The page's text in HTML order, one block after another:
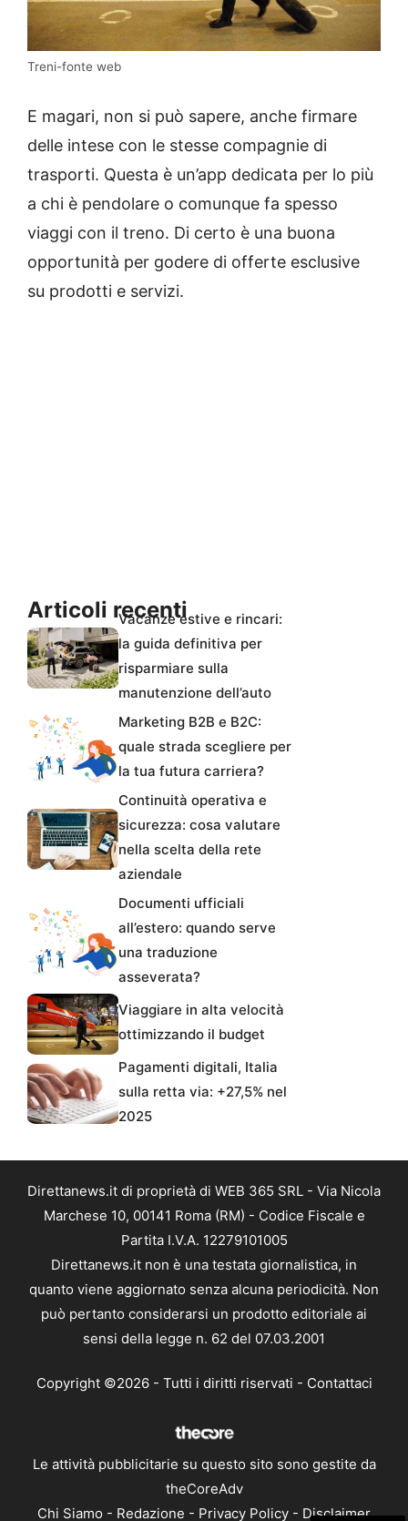
Treni-fonte web
E magari, non si può sapere, anche firmare
delle intese con le stesse compagnie di
trasporti. Questa è un’app dedicata per lo più
a chi è pendolare o comunque fa spesso
viaggi con il treno. Di certo è una buona
opportunità per godere di offerte esclusive
su prodotti e servizi.
Articoli recentiVacanze estive e rincari:
la guida definitiva per
risparmiare sulla
manutenzione dell’auto
Marketing B2B e B2C:
quale strada scegliere per
la tua futura carriera?
Continuità operativa e
sicurezza: cosa valutare
nella scelta della rete
aziendale
Documenti ufficiali
all’estero: quando serve
una traduzione
asseverata?
Viaggiare in alta velocità
ottimizzando il budget
Pagamenti digitali, Italia
sulla retta via: +27,5% nel
2025
Direttanews.it di proprietà di WEB 365 SRL - Via Nicola
Marchese 10, 00141 Roma (RM) - Codice Fiscale e
Partita I.V.A. 12279101005
Direttanews.it non è una testata giornalistica, in
quanto viene aggiornato senza alcuna periodicità. Non
può pertanto considerarsi un prodotto editoriale ai
sensi della legge n. 62 del 07.03.2001
Copyright ©2026 - Tutti i diritti riservati - Contattaci
Le attività pubblicitarie su questo sito sono gestite da
theCoreAdv
Chi Siamo - Redazione - Privacy Policy - Disclaimer